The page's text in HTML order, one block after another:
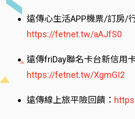
遠傳心生活APP機票/訂房/
https://fetnet.tw/aAJfS0
遠傳friDay聯名卡台新信用
https://fetnet.tw/XgmGI2
遠傳線上旅平險回饋：